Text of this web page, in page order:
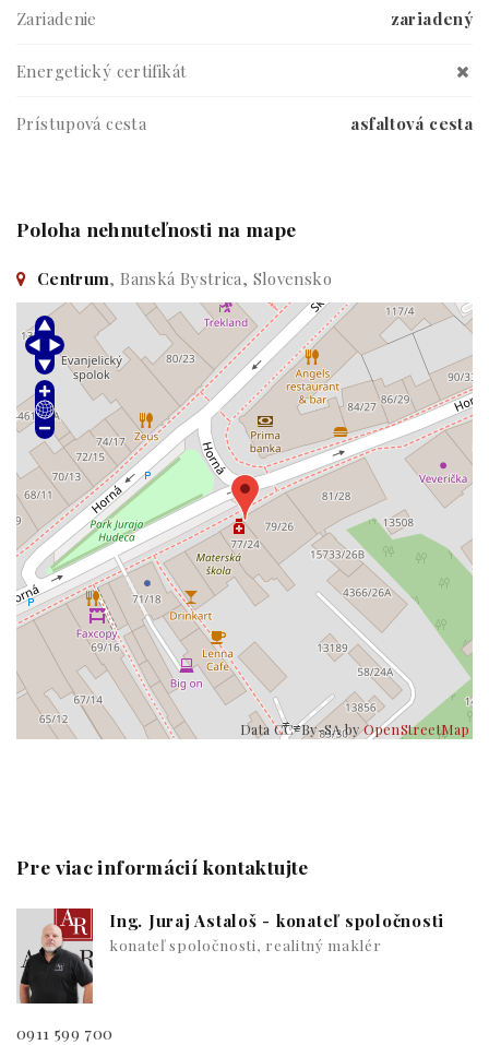
Zariadenie zariadený
Energetický certifikát
Prístupová cesta asfaltová cesta
Poloha nehnuteľnosti na mape
Centrum, Banská Bystrica, Slovensko
Data CC-By-SA byOpenStreetMap
Pre viac informácií kontaktujte
Ing. Juraj Astaloš - konateľ spoločnosti
konateľ spoločnosti, realitný maklér
0911 599 700